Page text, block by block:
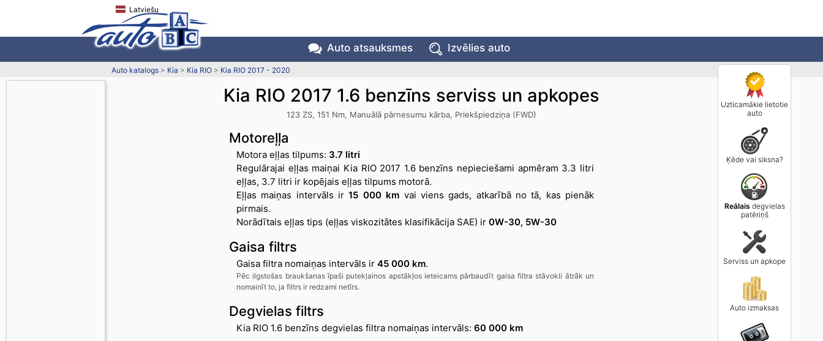
Latviešu
Auto atsauksmes Izvēlies auto
Uzticamākie lietotie
auto
Ķēde vai siksna?
Reālais degvielas
patēriņš
Serviss un apkope
Auto izmaksas
Auto katalogs > Kia > Kia RIO > Kia RIO 2017 - 2020
Kia RIO 2017 1.6 benzīns serviss un apkopes
123 ZS, 151 Nm, Manuālā pārnesumu kārba, Priekšpiedziņa (FWD)
Motoreļļa
Motora eļļas tilpums: 3.7 litri
Regulārajai eļļas maiņai Kia RIO 2017 1.6 benzīns nepieciešami apmēram 3.3 litri
eļļas, 3.7 litri ir kopējais eļļas tilpums motorā.
Eļļas maiņas intervāls ir15 000 km vai viens gads, atkarībā no tā, kas pienāk
pirmais.
Norādītais eļļas tips (eļļas viskozitātes klasifikācija SAE) ir 0W-30, 5W-30
Gaisa filtrs
Gaisa filtra nomaiņas intervāls ir 45 000 km.
Pēc ilgstošas braukšanas īpaši putekļainos apstākļos ieteicams pārbaudīt gaisa filtra stāvokli ātrāk un
nomainīt to, ja filtrs ir redzami netīrs.
Degvielas filtrs
Kia RIO 1.6 benzīns degvielas filtra nomaiņas intervāls: 60 000 km